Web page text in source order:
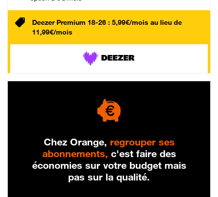
Deezer Premium 18-26 : 5,99€/mois au lieu de
11,99€/mois
Chez Orange, regrouper ses
abonnements, c'est faire des
économies sur votre budget mais
pas sur la qualité.